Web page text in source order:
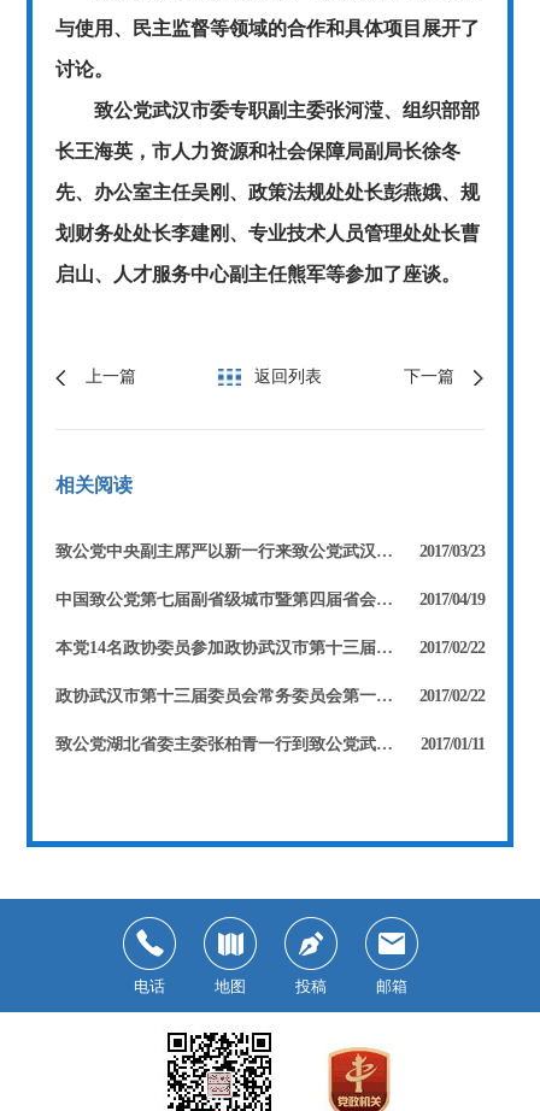
与使用、民主监督等领域的合作和具体项目展开了
讨论。
致公党武汉市委专职副主委张河滢、组织部部
长王海英，市人力资源和社会保障局副局长徐冬
先、办公室主任吴刚、政策法规处处长彭燕娥、规
划财务处处长李建刚、专业技术人员管理处处长曹
启山、人才服务中心副主任熊军等参加了座谈。
上一篇 返回列表 下一篇
相关阅读
致公党中央副主席严以新一行来致公党武汉市委调研 2017/03/23
中国致公党第七届副省级城市暨第四届省会城市党务工作联席会议在武汉召开 2017/04/19
本党14名政协委员参加政协武汉市第十三届委员会第一次会议 徐旭东当选市政协副主席 张河滢、费兰波、康玲当选市政协常委 2017/02/22
政协武汉市第十三届委员会常务委员会第一次会议召开 张河滢被任命为第十三届委员会副秘书长 2017/02/22
致公党湖北省委主委张柏青一行到致公党武汉市委机关走访慰问 2017/01/11
电话 地图 投稿 邮箱